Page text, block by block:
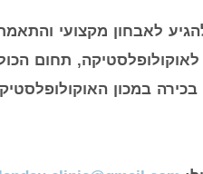
לאבחון מקצועי
תחום
במכון